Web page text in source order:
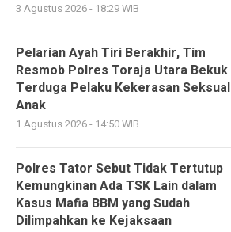
3 Agustus 2026 - 18:29 WIB
Pelarian Ayah Tiri Berakhir, Tim
Resmob Polres Toraja Utara Bekuk
Terduga Pelaku Kekerasan Seksual
Anak
1 Agustus 2026 - 14:50 WIB
Polres Tator Sebut Tidak Tertutup
Kemungkinan Ada TSK Lain dalam
Kasus Mafia BBM yang Sudah
Dilimpahkan ke Kejaksaan